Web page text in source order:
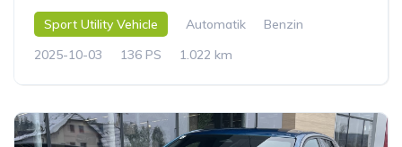
Sport Utility Vehicle Automatik
Benzin
2025-10-03
136 PS 1.022 km